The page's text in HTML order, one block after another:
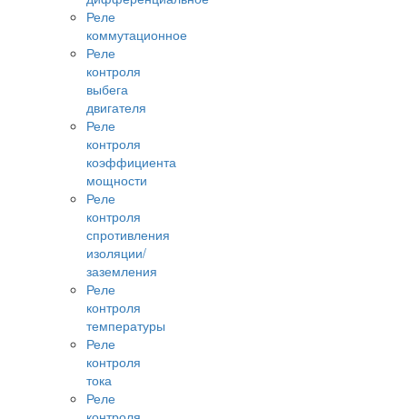
Реле
коммутационное
Реле
контроля
выбега
двигателя
Реле
контроля
коэффициента
мощности
Реле
контроля
спротивления
изоляции/
заземления
Реле
контроля
температуры
Реле
контроля
тока
Реле